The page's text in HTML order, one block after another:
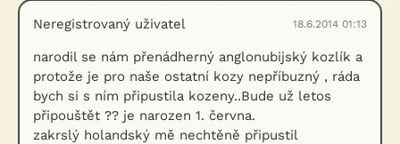
Neregistrovaný uživatel 18.6.2014 01:13
narodil se nám přenádherný anglonubijský kozlík a
protože je pro naše ostatní kozy nepříbuzný , ráda
bych si s ním připustila kozeny..Bude už letos
připouštět ?? je narozen 1. června.
zakrslý holandský mě nechtěně připustil